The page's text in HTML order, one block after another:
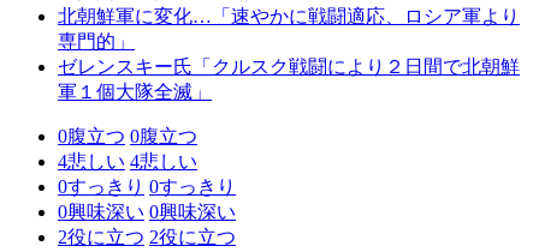
北朝鮮軍に変化…「速やかに戦闘適応、ロシア軍より
専門的」
ゼレンスキー氏「クルスク戦闘により２日間で北朝鮮
軍１個大隊全滅」
0腹立つ 0腹立つ
4悲しい 4悲しい
0すっきり 0すっきり
0興味深い 0興味深い
2役に立つ 2役に立つ